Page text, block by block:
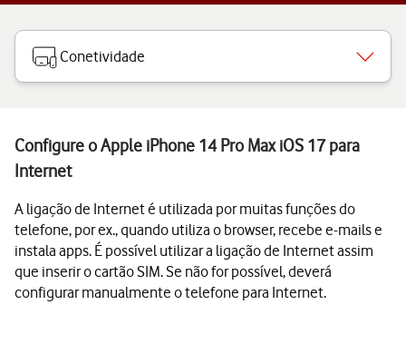
Conetividade
Configure o Apple iPhone 14 Pro Max iOS 17 para
Internet
A ligação de Internet é utilizada por muitas funções do
telefone, por ex., quando utiliza o browser, recebe e-mails e
instala apps. É possível utilizar a ligação de Internet assim
que inserir o cartão SIM. Se não for possível, deverá
configurar manualmente o telefone para Internet.